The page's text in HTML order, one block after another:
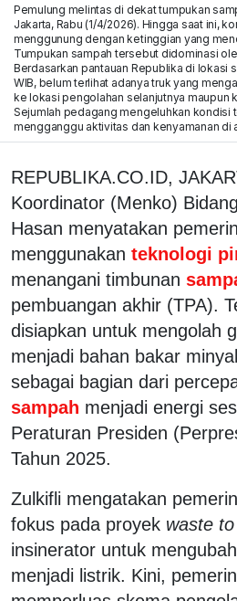
Pemulung melintas di dekat tumpukan
Jakarta, Rabu (1/4/2026). Hingga saat ini,
menggunung dengan ketinggian yang
Tumpukan sampah tersebut didominasi
Berdasarkan pantauan Republika di lokasi
WIB, belum terlihat adanya truk yang
ke lokasi pengolahan selanjutnya maupun
Sejumlah pedagang mengeluhkan kondisi
mengganggu aktivitas dan kenyamanan di
REPUBLIKA.CO.ID,
Koordinator (Menko)
Hasan menyatakan
menggunakan teknologi
menangani timbunan
pembuangan akhir (TPA).
disiapkan untuk mengolah
menjadi bahan bakar
sebagai bagian dari
sampah menjadi energi
Peraturan Presiden
Tahun 2025.
Zulkifli mengatakan
fokus pada proyek waste
insinerator untuk
menjadi listrik. Kini,